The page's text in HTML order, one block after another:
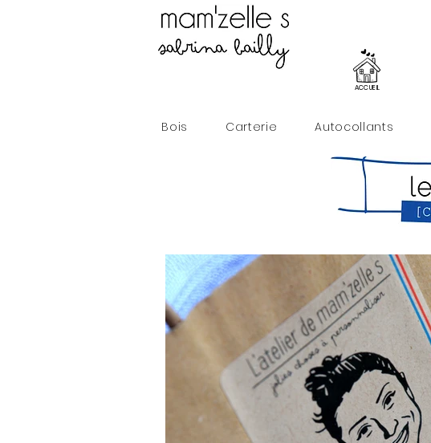
ACCUEIL
Bois Carterie Autocollants